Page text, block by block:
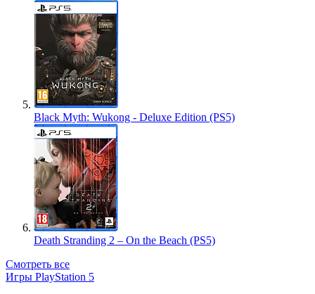
Black Myth: Wukong - Deluxe Edition (PS5)
Death Stranding 2 – On the Beach (PS5)
Смотреть все
Игры PlayStation 5